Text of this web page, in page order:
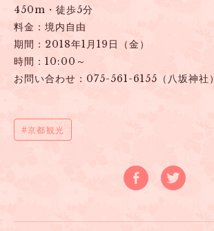
450m・徒歩5分
料金：境内自由
期間：2018年1月19日（金）
時間：10:00～
お問い合わせ：075-561-6155（八坂神社）
京都観光